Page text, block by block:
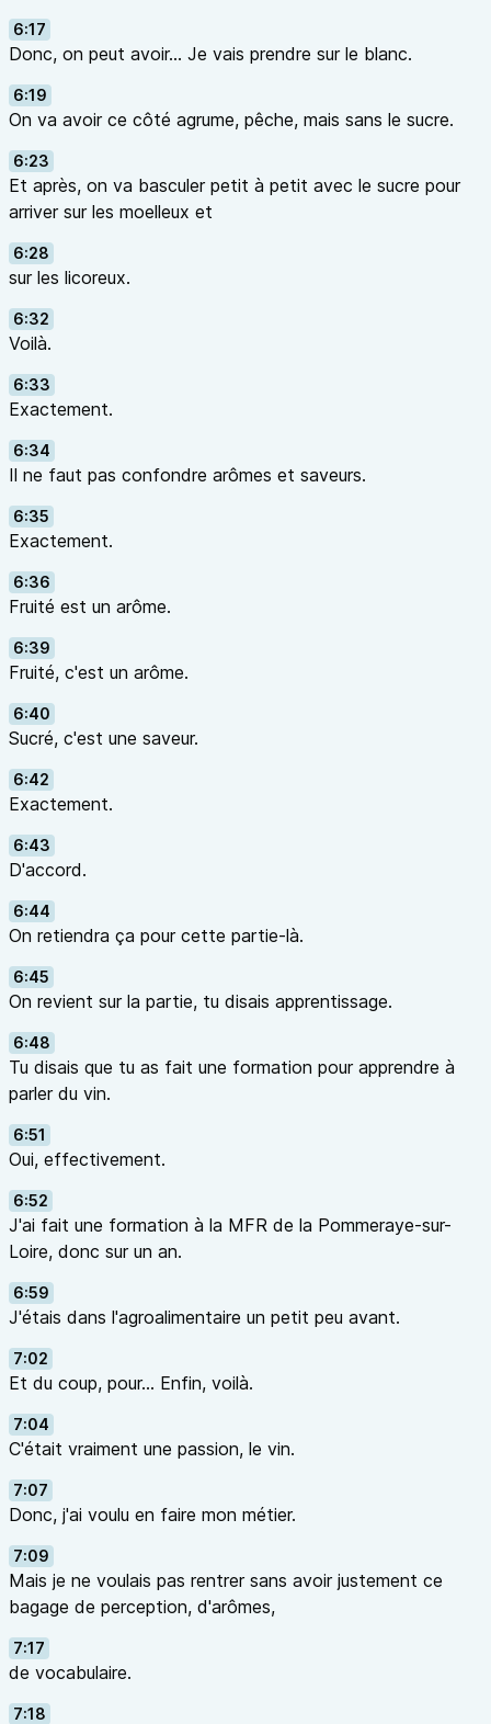
6:17
Donc, on peut avoir… Je vais prendre sur le blanc.
6:19
On va avoir ce côté agrume, pêche, mais sans le sucre.
6:23
Et après, on va basculer petit à petit avec le sucre pour
arriver sur les moelleux et
6:28
sur les licoreux.
6:32
Voilà.
6:33
Exactement.
6:34
Il ne faut pas confondre arômes et saveurs.
6:35
Exactement.
6:36
Fruité est un arôme.
6:39
Fruité, c'est un arôme.
6:40
Sucré, c'est une saveur.
6:42
Exactement.
6:43
D'accord.
6:44
On retiendra ça pour cette partie-là.
6:45
On revient sur la partie, tu disais apprentissage.
6:48
Tu disais que tu as fait une formation pour apprendre à
parler du vin.
6:51
Oui, effectivement.
6:52
J'ai fait une formation à la MFR de la Pommeraye-sur-
Loire, donc sur un an.
6:59
J'étais dans l'agroalimentaire un petit peu avant.
7:02
Et du coup, pour… Enfin, voilà.
7:04
C'était vraiment une passion, le vin.
7:07
Donc, j'ai voulu en faire mon métier.
7:09
Mais je ne voulais pas rentrer sans avoir justement ce
bagage de perception, d'arômes,
7:17
de vocabulaire.
7:18